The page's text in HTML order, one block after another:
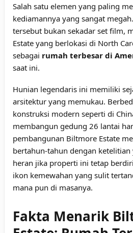
Salah satu elemen yang paling
kediamannya yang sangat
tersebut bukan sekadar set film,
Estate yang berlokasi di North
sebagai rumah terbesar di
saat ini.
Hunian legendaris ini memiliki
arsitektur yang memukau.
konstruksi modern seperti di
membangun gedung 26 lantai
pembangunan Biltmore Estate
bertahun-tahun dengan ketelitian
heran jika properti ini tetap
ikon kemewahan yang sulit
mana pun di masanya.
Fakta Menarik